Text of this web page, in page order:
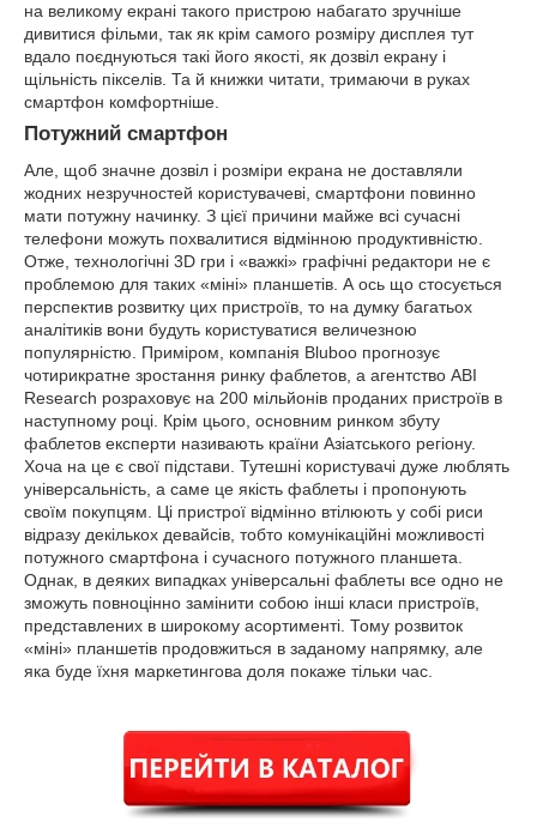
на великому екрані такого пристрою набагато зручніше
дивитися фільми, так як крім самого розміру дисплея тут
вдало поєднуються такі його якості, як дозвіл екрану і
щільність пікселів. Та й книжки читати, тримаючи в руках
смартфон комфортніше.
Потужний смартфон
Але, щоб значне дозвіл і розміри екрана не доставляли
жодних незручностей користувачеві, смартфони повинно
мати потужну начинку. З цієї причини майже всі сучасні
телефони можуть похвалитися відмінною продуктивністю.
Отже, технологічні 3D гри і «важкі» графічні редактори не є
проблемою для таких «міні» планшетів. А ось що стосується
перспектив розвитку цих пристроїв, то на думку багатьох
аналітиків вони будуть користуватися величезною
популярністю. Приміром, компанія Bluboo прогнозує
чотирикратне зростання ринку фаблетов, а агентство ABI
Research розраховує на 200 мільйонів проданих пристроїв в
наступному році. Крім цього, основним ринком збуту
фаблетов експерти називають країни Азіатського регіону.
Хоча на це є свої підстави. Тутешні користувачі дуже люблять
універсальність, а саме це якість фаблеты і пропонують
своїм покупцям. Ці пристрої відмінно втілюють у собі риси
відразу декількох девайсів, тобто комунікаційні можливості
потужного смартфона і сучасного потужного планшета.
Однак, в деяких випадках універсальні фаблеты все одно не
зможуть повноцінно замінити собою інші класи пристроїв,
представлених в широкому асортименті. Тому розвиток
«міні» планшетів продовжиться в заданому напрямку, але
яка буде їхня маркетингова доля покаже тільки час.